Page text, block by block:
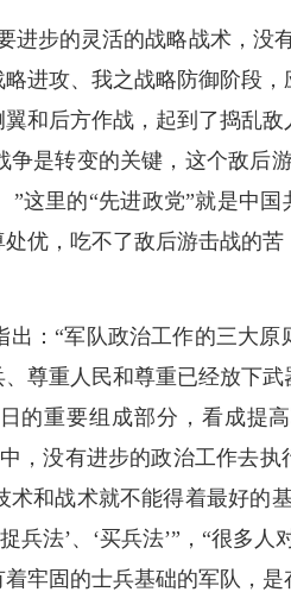
步的灵活的战略战术，没
进攻、我之战略防御阶段
和后方作战，起到了捣乱
是转变的关键，这个敌后
这里的“先进政党”就是中国
优，吃不了敌后游击战的
：“军队政治工作的三大
尊重人民和尊重已经放下
的重要组成部分，看成提
，没有进步的政治工作去
和战术就不能得着最好的
法’、‘买兵法’”，“很多
牢固的士兵基础的军队，是